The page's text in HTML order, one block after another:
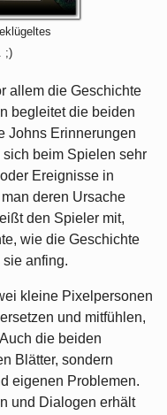
;)
allem die Geschichte
begleitet die beiden
Johns Erinnerungen
beim Spielen sehr
Ereignisse in
deren Ursache
den Spieler mit,
wie die Geschichte
anfing.
kleine Pixelpersonen
und mitfühlen,
die beiden
Blätter, sondern
eigenen Problemen.
und Dialogen erhält